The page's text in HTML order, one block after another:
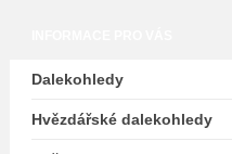
Dalekohledy
Hvězdářské dalekohledy